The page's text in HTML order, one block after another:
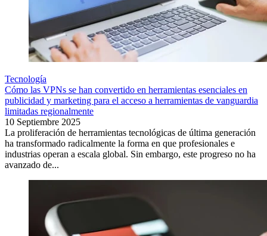
Tecnología
Cómo las VPNs se han convertido en herramientas esenciales en
publicidad y marketing para el acceso a herramientas de vanguardia
limitadas regionalmente
10 Septiembre 2025
La proliferación de herramientas tecnológicas de última generación
ha transformado radicalmente la forma en que profesionales e
industrias operan a escala global. Sin embargo, este progreso no ha
avanzado de...